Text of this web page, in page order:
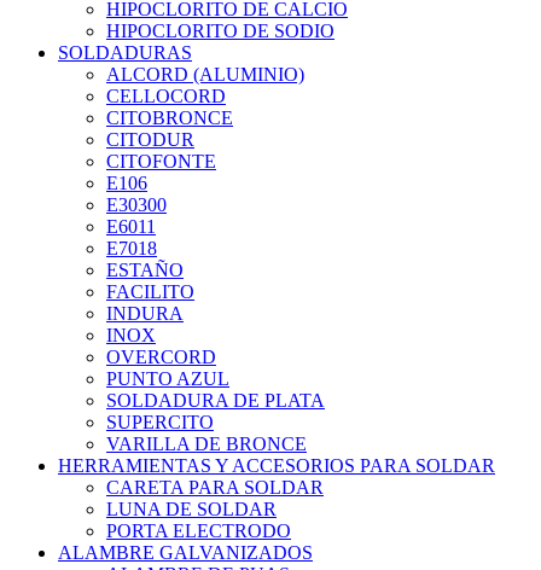
HIPOCLORITO DE CALCIO
HIPOCLORITO DE SODIO
SOLDADURAS
ALCORD (ALUMINIO)
CELLOCORD
CITOBRONCE
CITODUR
CITOFONTE
E106
E30300
E6011
E7018
ESTAÑO
FACILITO
INDURA
INOX
OVERCORD
PUNTO AZUL
SOLDADURA DE PLATA
SUPERCITO
VARILLA DE BRONCE
HERRAMIENTAS Y ACCESORIOS PARA SOLDAR
CARETA PARA SOLDAR
LUNA DE SOLDAR
PORTA ELECTRODO
ALAMBRE GALVANIZADOS